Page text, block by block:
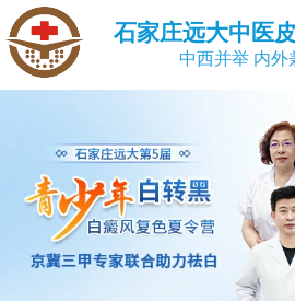
石家庄远大中医
中西并举 内外